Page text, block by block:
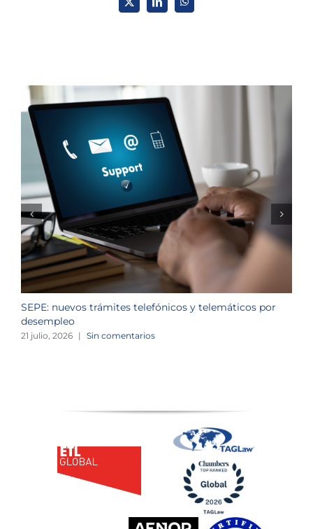
X LinkedInWhatsApp
SEPE: nuevos trámites telefónicos y telemáticos por
desempleo
21 julio, 2026 | Sin comentarios